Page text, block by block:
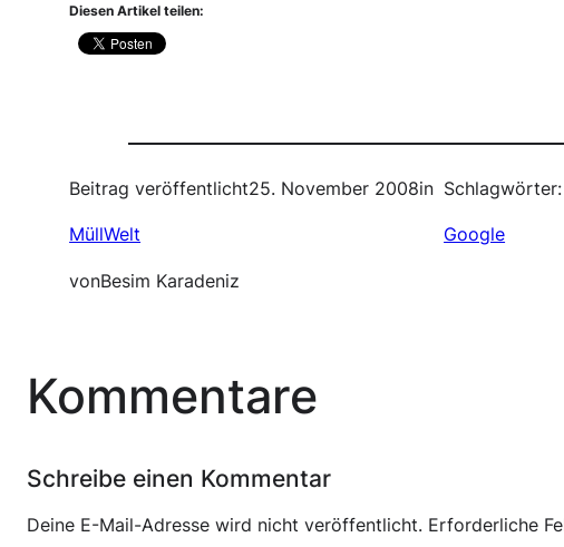
Diesen Artikel teilen:
Beitrag veröffentlicht25. November 2008in
MüllWelt
vonBesim Karadeniz
Schlagwörter:
Google
Kommentare
Schreibe einen Kommentar
Deine E-Mail-Adresse wird nicht veröffentlicht. Erforderliche